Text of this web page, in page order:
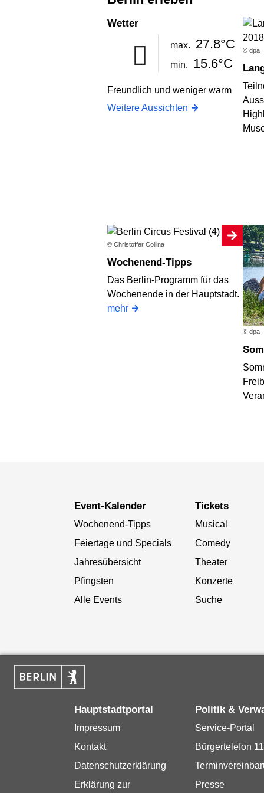
Wetter
max. 27.8°C
min. 15.6°C
Freundlich und weniger warm
Weitere Aussichten
© dpa
© Christoffer Collina
Wochenend-Tipps
Das Berlin-Programm für das
Wochenende in der Hauptstadt.
mehr
© dpa
Event-Kalender
Wochenend-Tipps
Feiertage und Specials
Jahresübersicht
Pfingsten
Alle Events
Tickets
Musical
Comedy
Theater
Konzerte
Suche
Hauptstadtportal
Impressum
Kontakt
Datenschutzerklärung
Erklärung zur
Politik &
Service-Portal
Bürgertelefon
Presse